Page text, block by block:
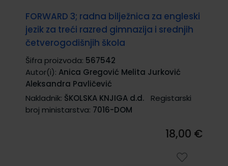
FORWARD 3; radna bilježnica za engleski
jezik za treći razred gimnazija i srednjih
četverogodišnjih škola
Šifra proizvoda: 567542
Autor(i): Anica Gregović Melita Jurković
Aleksandra Pavličević
Nakladnik: ŠKOLSKA KNJIGA d.d.
Registarski
broj ministarstva: 7016-DOM
18,00 €